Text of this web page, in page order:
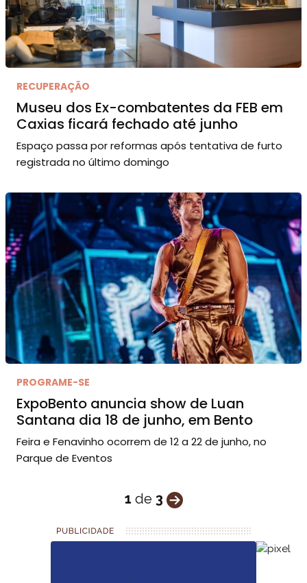
RECUPERAÇÃO
Museu dos Ex-combatentes da FEB em
Caxias ficará fechado até junho
Espaço passa por reformas após tentativa de furto
registrada no último domingo
PROGRAME-SE
ExpoBento anuncia show de Luan
Santana dia 18 de junho, em Bento
Feira e Fenavinho ocorrem de 12 a 22 de junho, no
Parque de Eventos
1 de 3